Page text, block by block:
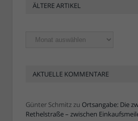
ÄLTERE ARTIKEL
Ältere
Artikel
AKTUELLE KOMMENTARE
Günter Schmitzzu Ortsangabe: Die
Rethelstraße – zwischen